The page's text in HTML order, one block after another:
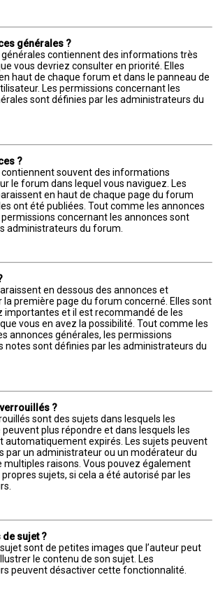
générales ?
générales contiennent des informations très
vous devriez consulter en priorité. Elles
haut de chaque forum et dans le panneau de
Les permissions concernant les
sont définies par les administrateurs du
?
contiennent souvent des informations
le forum dans lequel vous naviguez. Les
en haut de chaque page du forum
ont été publiées. Tout comme les annonces
concernant les annonces sont
administrateurs du forum.
en dessous des annonces et
la première page du forum concerné. Elles sont
importantes et il est recommandé de les
vous en avez la possibilité. Tout comme les
annonces générales, les permissions
notes sont définies par les administrateurs du
?
sont des sujets dans lesquels les
plus répondre et dans lesquels les
automatiquement expirés. Les sujets peuvent
par un administrateur ou un modérateur du
multiples raisons. Vous pouvez également
sujets, si cela a été autorisé par les
de sujet ?
sont de petites images que l’auteur peut
le contenu de son sujet. Les
peuvent désactiver cette fonctionnalité.